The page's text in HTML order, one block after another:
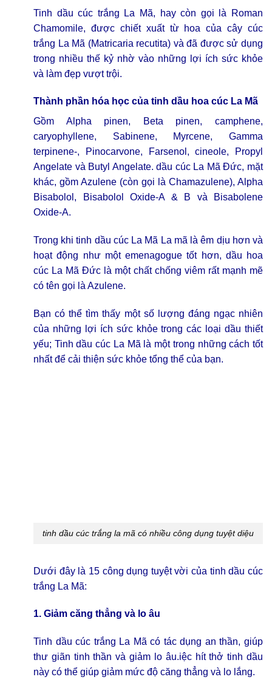
Tinh dầu cúc trắng La Mã, hay còn gọi là Roman
Chamomile, được chiết xuất từ hoa của cây cúc
trắng La Mã (Matricaria recutita) và đã được sử dụng
trong nhiều thế kỷ nhờ vào những lợi ích sức khỏe
và làm đẹp vượt trội.
Thành phần hóa học của tinh dầu hoa cúc La Mã
Gồm Alpha pinen, Beta pinen, camphene,
caryophyllene, Sabinene, Myrcene, Gamma
terpinene-, Pinocarvone, Farsenol, cineole, Propyl
Angelate và Butyl Angelate. dầu cúc La Mã Đức, mặt
khác, gồm Azulene (còn gọi là Chamazulene), Alpha
Bisabolol, Bisabolol Oxide-A & B và Bisabolene
Oxide-A.
Trong khi tinh dầu cúc La Mã La mã là êm dịu hơn và
hoạt động như một emenagogue tốt hơn, dầu hoa
cúc La Mã Đức là một chất chống viêm rất mạnh mẽ
có tên gọi là Azulene.
Bạn có thể tìm thấy một số lượng đáng ngạc nhiên
của những lợi ích sức khỏe trong các loại dầu thiết
yếu; Tinh dầu cúc La Mã là một trong những cách tốt
nhất để cải thiện sức khỏe tổng thể của bạn.
tinh dầu cúc trắng la mã có nhiều công dụng tuyệt diệu
Dưới đây là 15 công dụng tuyệt vời của tinh dầu cúc
trắng La Mã:
1. Giảm căng thẳng và lo âu
Tinh dầu cúc trắng La Mã có tác dụng an thần, giúp
thư giãn tinh thần và giảm lo âu.iệc hít thở tinh dầu
này có thể giúp giảm mức độ căng thẳng và lo lắng.